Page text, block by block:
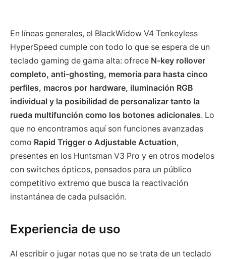
En líneas generales, el BlackWidow V4 Tenkeyless
HyperSpeed cumple con todo lo que se espera de un
teclado gaming de gama alta: ofrece N-key rollover
completo, anti-ghosting, memoria para hasta cinco
perfiles, macros por hardware, iluminación RGB
individual y la posibilidad de personalizar tanto la
rueda multifunción como los botones adicionales. Lo
que no encontramos aquí son funciones avanzadas
como Rapid Trigger o Adjustable Actuation,
presentes en los Huntsman V3 Pro y en otros modelos
con switches ópticos, pensados para un público
competitivo extremo que busca la reactivación
instantánea de cada pulsación.
Experiencia de uso
Al escribir o jugar notas que no se trata de un teclado